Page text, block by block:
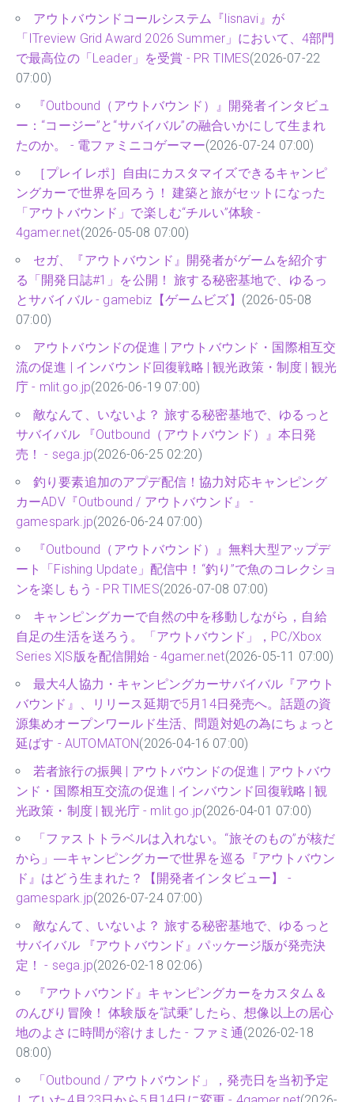
アウトバウンドコールシステム『lisnavi』が
「ITreview Grid Award 2026 Summer」において、4部門
で最高位の「Leader」を受賞 - PR TIMES(2026-07-22
07:00)
『Outbound（アウトバウンド）』開発者インタビュ
ー：“コージー”と“サバイバル”の融合いかにして生まれ
たのか。 - 電ファミニコゲーマー(2026-07-24 07:00)
［プレイレポ］自由にカスタマイズできるキャンピ
ングカーで世界を回ろう！ 建築と旅がセットになった
「アウトバウンド」で楽しむ“チルい”体験 -
4gamer.net(2026-05-08 07:00)
セガ、『アウトバウンド』開発者がゲームを紹介す
る「開発日誌#1」を公開！ 旅する秘密基地で、ゆるっ
とサバイバル - gamebiz【ゲームビズ】 (2026-05-08
07:00)
アウトバウンドの促進 | アウトバウンド・国際相互交
流の促進 | インバウンド回復戦略 | 観光政策・制度 | 観光
庁 - mlit.go.jp(2026-06-19 07:00)
敵なんて、いないよ？ 旅する秘密基地で、ゆるっと
サバイバル 『Outbound（アウトバウンド）』本日発
売！ - sega.jp(2026-06-25 02:20)
釣り要素追加のアプデ配信！協力対応キャンピング
カーADV『Outbound / アウトバウンド』 -
gamespark.jp(2026-06-24 07:00)
『Outbound（アウトバウンド）』無料大型アップデ
ート「Fishing Update」配信中！“釣り”で魚のコレクショ
ンを楽しもう - PR TIMES(2026-07-08 07:00)
キャンピングカーで自然の中を移動しながら，自給
自足の生活を送ろう。「アウトバウンド」，PC/Xbox
Series X|S版を配信開始 - 4gamer.net(2026-05-11 07:00)
最大4人協力・キャンピングカーサバイバル『アウト
バウンド』、リリース延期で5月14日発売へ。話題の資
源集めオープンワールド生活、問題対処の為にちょっと
延ばす - AUTOMATON(2026-04-16 07:00)
若者旅行の振興 | アウトバウンドの促進 | アウトバウ
ンド・国際相互交流の促進 | インバウンド回復戦略 | 観
光政策・制度 | 観光庁 - mlit.go.jp(2026-04-01 07:00)
「ファストトラベルは入れない。“旅そのもの”が核だ
から」―キャンピングカーで世界を巡る『アウトバウン
ド』はどう生まれた？【開発者インタビュー】 -
gamespark.jp(2026-07-24 07:00)
敵なんて、いないよ？ 旅する秘密基地で、ゆるっと
サバイバル 『アウトバウンド』パッケージ版が発売決
定！ - sega.jp(2026-02-18 02:06)
『アウトバウンド』キャンピングカーをカスタム＆
のんびり冒険！ 体験版を“試乗”したら、想像以上の居心
地のよさに時間が溶けました - ファミ通(2026-02-18
08:00)
「Outbound / アウトバウンド」，発売日を当初予定